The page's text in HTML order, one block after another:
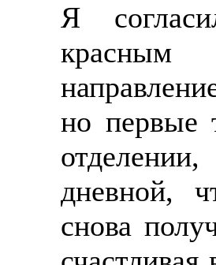
Я
красным
но первые
дневной,
снова